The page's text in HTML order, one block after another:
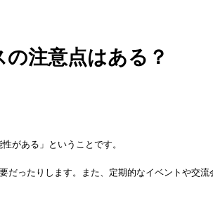
注意点はある？
がある」ということです。
だったりします。また、定期的なイベントや交